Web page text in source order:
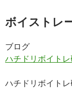
ボイストレ
ブログ
ハチドリボイト
ハチドリボイトレ